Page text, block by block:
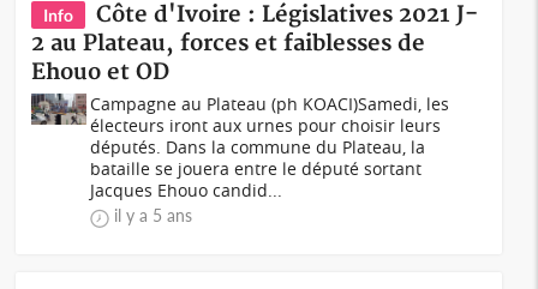
Info
Côte d'Ivoire : Législatives 2021 J-
2 au Plateau, forces et faiblesses de
Ehouo et OD
Campagne au Plateau (ph KOACI)Samedi, les
électeurs iront aux urnes pour choisir leurs
députés. Dans la commune du Plateau, la
bataille se jouera entre le député sortant
Jacques Ehouo candid...
il y a 5 ans